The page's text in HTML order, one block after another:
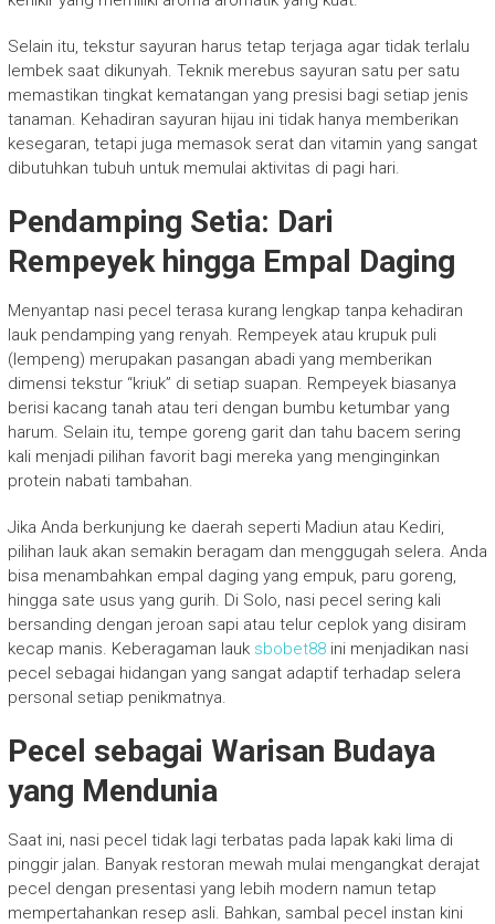
Selain itu, tekstur sayuran harus tetap terjaga agar tidak terlalu
lembek saat dikunyah. Teknik merebus sayuran satu per satu
memastikan tingkat kematangan yang presisi bagi setiap jenis
tanaman. Kehadiran sayuran hijau ini tidak hanya memberikan
kesegaran, tetapi juga memasok serat dan vitamin yang sangat
dibutuhkan tubuh untuk memulai aktivitas di pagi hari.
Pendamping Setia: Dari
Rempeyek hingga Empal Daging
Menyantap nasi pecel terasa kurang lengkap tanpa kehadiran
lauk pendamping yang renyah. Rempeyek atau krupuk puli
(lempeng) merupakan pasangan abadi yang memberikan
dimensi tekstur “kriuk” di setiap suapan. Rempeyek biasanya
berisi kacang tanah atau teri dengan bumbu ketumbar yang
harum. Selain itu, tempe goreng garit dan tahu bacem sering
kali menjadi pilihan favorit bagi mereka yang menginginkan
protein nabati tambahan.
Jika Anda berkunjung ke daerah seperti Madiun atau Kediri,
pilihan lauk akan semakin beragam dan menggugah selera. Anda
bisa menambahkan empal daging yang empuk, paru goreng,
hingga sate usus yang gurih. Di Solo, nasi pecel sering kali
bersanding dengan jeroan sapi atau telur ceplok yang disiram
kecap manis. Keberagaman lauk sbobet88ini menjadikan nasi
pecel sebagai hidangan yang sangat adaptif terhadap selera
personal setiap penikmatnya.
Pecel sebagai Warisan Budaya
yang Mendunia
Saat ini, nasi pecel tidak lagi terbatas pada lapak kaki lima di
pinggir jalan. Banyak restoran mewah mulai mengangkat derajat
pecel dengan presentasi yang lebih modern namun tetap
mempertahankan resep asli. Bahkan, sambal pecel instan kini